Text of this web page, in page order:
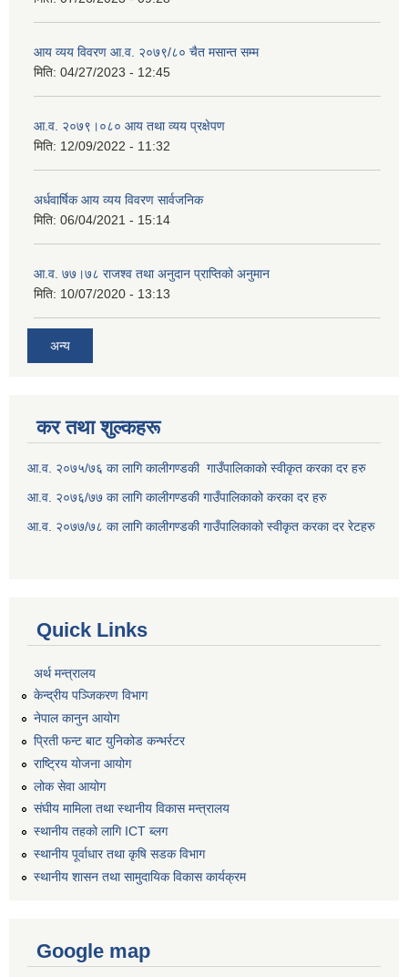
आय व्यय विवरण आ.व. २०७९/८० चैत मसान्त सम्म
मिति: 04/27/2023 - 12:45
आ.व. २०७९।०८० आय तथा व्यय प्रक्षेपण
मिति: 12/09/2022 - 11:32
अर्धवार्षिक आय व्यय विवरण सार्वजनिक
मिति: 06/04/2021 - 15:14
आ.व. ७७।७८ राजश्व तथा अनुदान प्राप्तिको अनुमान
मिति: 10/07/2020 - 13:13
अन्य
कर तथा शुल्कहरू
आ.व. २०७५/७६ का लागि कालीगण्डकी गाउँपालिकाको स्वीकृत करका दर हरु
आ.व. २०७६/७७ का लागि कालीगण्डकी गाउँपालिकाको करका दर हरु
आ.व. २०७७/७८ का लागि कालीगण्डकी गाउँपालिकाको स्वीकृत करका दर रेटहरु
Quick Links
अर्थ मन्त्रालय
केन्द्रीय पञ्जिकरण विभाग
नेपाल कानुन आयोग
प्रिती फन्ट बाट युनिकोड कन्भर्रटर
राष्ट्रिय योजना आयोग
लोक सेवा आयोग
संघीय मामिला तथा स्थानीय विकास मन्त्रालय
स्थानीय तहको लागि ICT ब्लग
स्थानीय पूर्वाधार तथा कृषि सडक विभाग
स्थानीय शासन तथा सामुदायिक विकास कार्यक्रम
Google map